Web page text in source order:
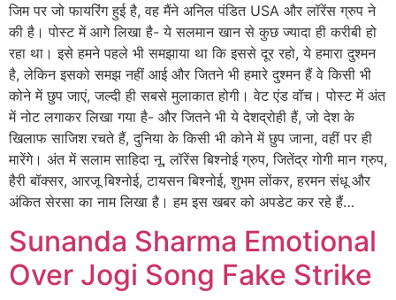
जिम पर जो फायरिंग हुई है, वह मैंने अनिल पंडित USA और लॉरेंस ग्रुप ने
की है। पोस्ट में आगे लिखा है- ये सलमान खान से कुछ ज्यादा ही करीबी हो
रहा था। इसे हमने पहले भी समझाया था कि इससे दूर रहो, ये हमारा दुश्मन
है, लेकिन इसको समझ नहीं आई और जितने भी हमारे दुश्मन हैं वे किसी भी
कोने में छुप जाएं, जल्दी ही सबसे मुलाकात होगी। वेट एंड वॉच। पोस्ट में अंत
में नोट लगाकर लिखा गया है- और जितने भी ये देशद्रोही हैं, जो देश के
खिलाफ साजिश रचते हैं, दुनिया के किसी भी कोने में छुप जाना, वहीं पर ही
मारेंगे। अंत में सलाम साहिदा नू, लॉरेंस बिश्नोई ग्रुप, जितेंद्र गोगी मान ग्रुप,
हैरी बॉक्सर, आरजू बिश्नोई, टायसन बिश्नोई, शुभम लोंकर, हरमन संधू और
अंकित सेरसा का नाम लिखा है। हम इस खबर को अपडेट कर रहे हैं…
Sunanda Sharma Emotional
Over Jogi Song Fake Strike